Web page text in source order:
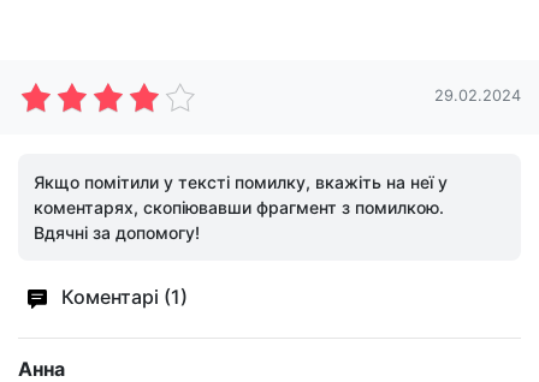
29.02.2024
Якщо помітили у тексті помилку, вкажіть на неї у
коментарях, скопіювавши фрагмент з помилкою.
Вдячні за допомогу!
Коментарі (1)
Анна